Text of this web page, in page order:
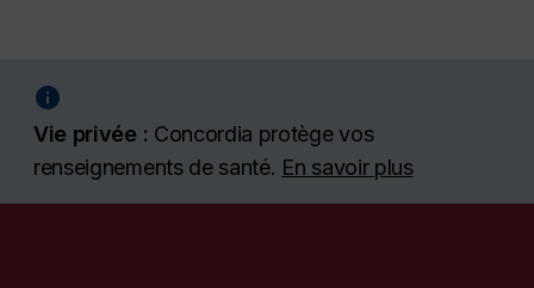
Vie privée : Concordia protège vos
renseignements de santé. En savoir plus